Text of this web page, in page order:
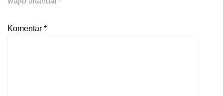
Komentar *